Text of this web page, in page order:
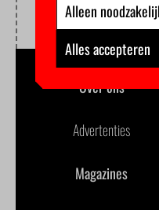
Over ons
Advertenties
Magazines
Alleen
Alles accepteren